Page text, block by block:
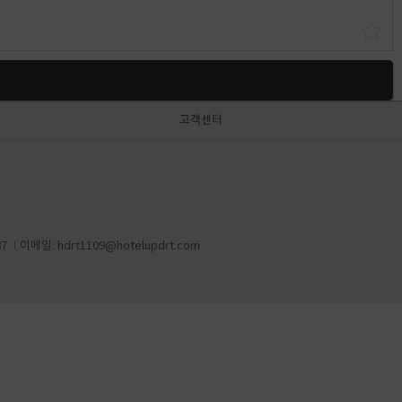
고객센터
이메일: hdrt1109@hotelupdrt.com